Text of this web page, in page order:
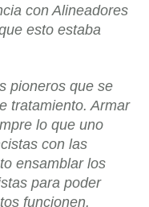
con Alineadores
esto estaba
pioneros que se
tratamiento. Armar
lo que uno
con las
ensamblar los
para poder
funcionen.